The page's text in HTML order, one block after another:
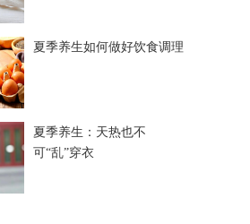
夏季养生如何做好饮食调理
夏季养生：天热也不
可“乱”穿衣